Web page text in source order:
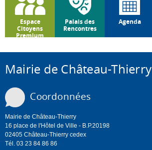
Espace
Citoyens
Premium
Palais des
Rencontres
Agenda
Mairie de Château-Thierry
Coordonnées
Mairie de Château-Thierry
16 place de l'Hôtel de Ville - B.P.20198
02405 Château-Thierry cedex
Tél. 03 23 84 86 86